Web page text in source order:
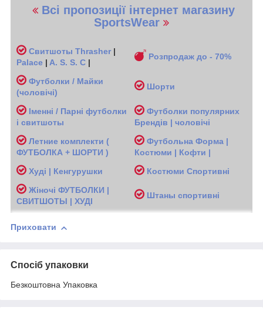
Всі пропозиції інтернет магазину
SportsWear
Свитшоты Thrasher |
Palace | A. S. S. C |
Розпродаж до - 70%
Футболки / Майки
(чоловічі)
Шорти
Іменні / Парні футболки
і свитшоты
Футболки популярних
Брендів | чоловічі
Летние комплекти (
ФУТБОЛКА + ШОРТИ )
Футбольна Форма |
Костюми | Кофти |
Худі | Кенгурушки
Костюми Спортивні
Жіночі ФУТБОЛКИ |
СВИТШОТЫ | ХУДІ
Штаны спортивні
Приховати
Спосіб упаковки
Безкоштовна Упаковка